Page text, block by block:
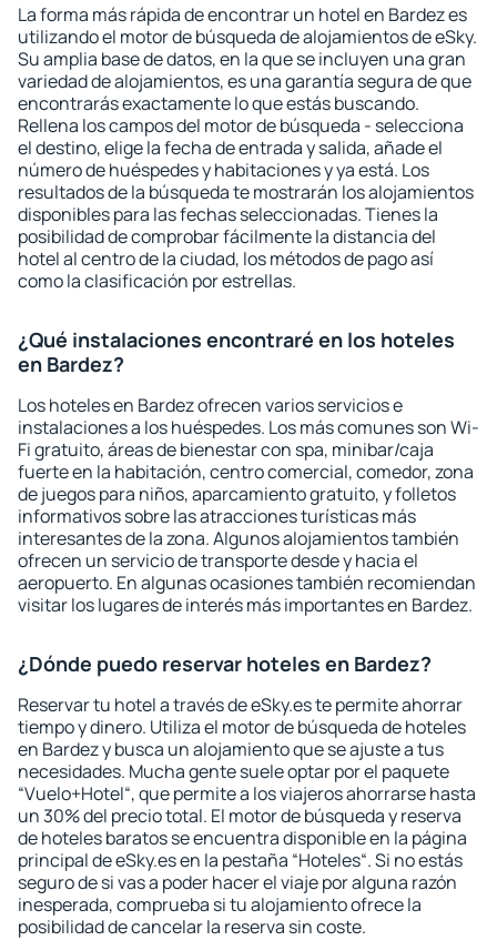
La forma más rápida de encontrar un hotel en Bardez es
utilizando el motor de búsqueda de alojamientos de eSky.
Su amplia base de datos, en la que se incluyen una gran
variedad de alojamientos, es una garantía segura de que
encontrarás exactamente lo que estás buscando.
Rellena los campos del motor de búsqueda - selecciona
el destino, elige la fecha de entrada y salida, añade el
número de huéspedes y habitaciones y ya está. Los
resultados de la búsqueda te mostrarán los alojamientos
disponibles para las fechas seleccionadas. Tienes la
posibilidad de comprobar fácilmente la distancia del
hotel al centro de la ciudad, los métodos de pago así
como la clasificación por estrellas.
¿Qué instalaciones encontraré en los hoteles
en Bardez?
Los hoteles en Bardez ofrecen varios servicios e
instalaciones a los huéspedes. Los más comunes son Wi-
Fi gratuito, áreas de bienestar con spa, minibar/caja
fuerte en la habitación, centro comercial, comedor, zona
de juegos para niños, aparcamiento gratuito, y folletos
informativos sobre las atracciones turísticas más
interesantes de la zona. Algunos alojamientos también
ofrecen un servicio de transporte desde y hacia el
aeropuerto. En algunas ocasiones también recomiendan
visitar los lugares de interés más importantes en Bardez.
¿Dónde puedo reservar hoteles en Bardez?
Reservar tu hotel a través de eSky.es te permite ahorrar
tiempo y dinero. Utiliza el motor de búsqueda de hoteles
en Bardez y busca un alojamiento que se ajuste a tus
necesidades. Mucha gente suele optar por el paquete
“Vuelo+Hotel“, que permite a los viajeros ahorrarse hasta
un 30% del precio total. El motor de búsqueda y reserva
de hoteles baratos se encuentra disponible en la página
principal de eSky.es en la pestaña “Hoteles“. Si no estás
seguro de si vas a poder hacer el viaje por alguna razón
inesperada, comprueba si tu alojamiento ofrece la
posibilidad de cancelar la reserva sin coste.